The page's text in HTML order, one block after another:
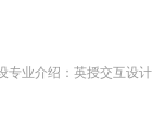
专业介绍：英授交互设计